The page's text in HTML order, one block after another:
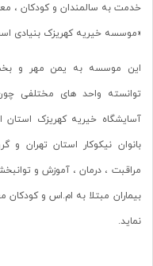
خدمت به سالمندان و کودکان ،
«موسسه خیریه کهریزک بنیادی
این موسسه به یمن مهر و
توانسته واحد های مختلفی
آسایشگاه خیریه کهریزک استان
بانوان نیکوکار استان تهران و
بیماران مبتلا به ام.اس و
نماید.